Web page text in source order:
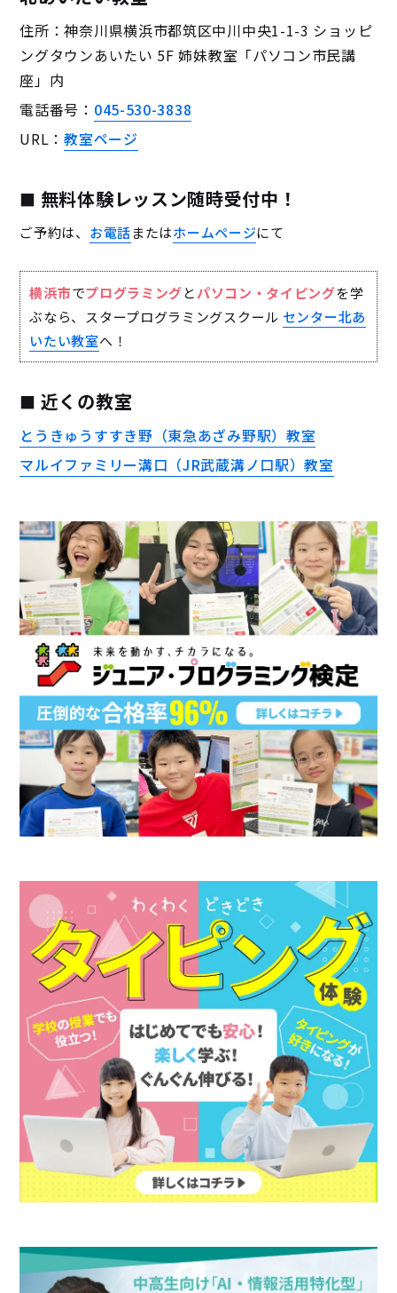
住所：神奈川県横浜市都筑区中川中央1-1-3 ショッピ
ングタウンあいたい 5F 姉妹教室「パソコン市民講
座」内
電話番号： 045-530-3838
URL：教室ページ
無料体験レッスン随時受付中！
ご予約は、 お電話またはホームページにて
横浜市でプログラミングとパソコン・タイピングを学
ぶなら、スタープログラミングスクール センター北あ
いたい教室へ！
近くの教室
とうきゅうすすき野（東急あざみ野駅）教室
マルイファミリー溝口（JR武蔵溝ノ口駅）教室